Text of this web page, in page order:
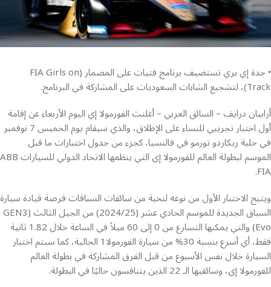
• جدة إي بري تستضيف برنامج فتيات على المضمار (FIA Girls on
Track)، لتشجيع الشابات السعوديات على المشاركة في البرنامج.
أرابيان درايف – السائق العربي – أعلنت الفورمولا إي اليوم الأربعاء عن إقامة
أول اختبار تجريبي للنساء على الإطلاق، والذي سيقام يوم الخميس 7 نوفمبر
في حلبة ريكاردو تورمو في فالنسيا، كجزء من جدول اختبارات ما قبل
الموسم لبطولة العالم للفورمولا إي التي ينظمها الاتحاد الدولي للسيارات ABB
FIA.
ويتيح الاختبار الأول من نوعه لنخبة من سائقات السباقات فرصة قيادة سيارة
السباق الجديدة للموسم الحادي عشر (2024/25) من الجيل الثالث (GEN3
Evo) والتي يمكنها التسارع من 0 إلى 60 ميلاً في الساعة خلال 1.82 ثانية
فقط، أي أسرع بنسبة 30% من سيارة الفورمولا1 الحالية، كما سيتم اختبار
السيارة خلال نفس الأسبوع من قبل الفرق المشاركة في بطولة العالم
للفورمولا إي، وسائقيها الـ 22 الذين يتنافسون حاليًا في البطولة.